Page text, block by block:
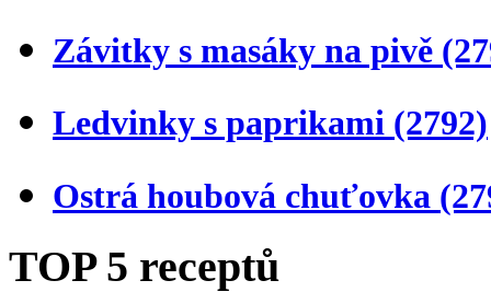
Závitky s masáky na pivě
Ledvinky s paprikami (2792)
Ostrá houbová chuťovka
TOP 5 receptů